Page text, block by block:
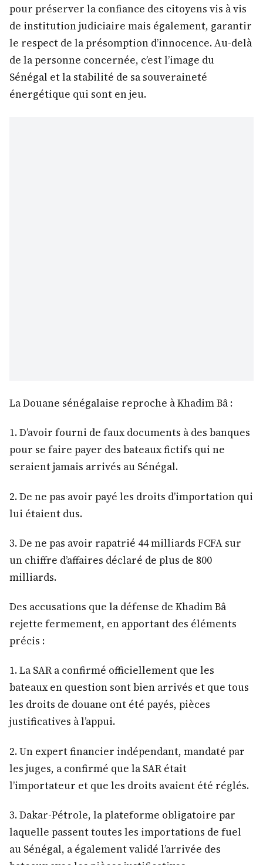
pour préserver la confiance des citoyens vis à vis
de institution judiciaire mais également, garantir
le respect de la présomption d’innocence. Au-delà
de la personne concernée, c’est l’image du
Sénégal et la stabilité de sa souveraineté
énergétique qui sont en jeu.
La Douane sénégalaise reproche à Khadim Bâ :
1.⁠ ⁠D’avoir fourni de faux documents à des banques
pour se faire payer des bateaux fictifs qui ne
seraient jamais arrivés au Sénégal.
2.⁠ ⁠De ne pas avoir payé les droits d’importation qui
lui étaient dus.
3.⁠ ⁠De ne pas avoir rapatrié 44 milliards FCFA sur
un chiffre d’affaires déclaré de plus de 800
milliards.
Des accusations que la défense de Khadim Bâ
rejette fermement, en apportant des éléments
précis :
1.⁠ ⁠La SAR a confirmé officiellement que les
bateaux en question sont bien arrivés et que tous
les droits de douane ont été payés, pièces
justificatives à l’appui.
2.⁠ ⁠Un expert financier indépendant, mandaté par
les juges, a confirmé que la SAR était
l’importateur et que les droits avaient été réglés.
3.⁠ ⁠Dakar-Pétrole, la plateforme obligatoire par
laquelle passent toutes les importations de fuel
au Sénégal, a également validé l’arrivée des